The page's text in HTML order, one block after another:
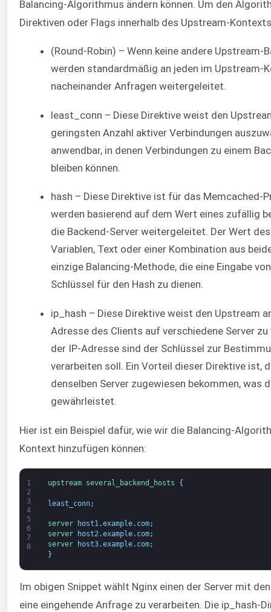
Balancing-Algorithmus ändern können. Um den
Direktiven oder Flags innerhalb des Upstream-
(Round-Robin) – Wenn keine andere Upstream-
werden standardmäßig an jeden im Upstream-
nacheinander Anfragen weitergeleitet.
least_conn – Diese Direktive weist den
geringsten Anzahl aktiver Verbindungen
anwendbar, in denen Verbindungen zu einem
bleiben können.
hash – Diese Direktive ist für das Memcached-
werden basierend auf dem Wert eines zufällig
die Backend-Server weitergeleitet. Der Wert
Variablen, Text oder einer Kombination aus
einzige Balancing-Methode, die eine Eingabe
Schlüssel für den Hash zu dienen.
ip_hash – Diese Direktive weist den Upstream
Adresse des Clients auf verschiedene Server
der IP-Adresse sind der Schlüssel zur
verarbeiten soll. Ein Vorteil dieser Direktive ist,
denselben Server zugewiesen bekommen, was
gewährleistet.
Hier ist ein Beispiel dafür, wie wir die Balancing-
Kontext hinzufügen können:
1
2
3
4
5
6
7
8
upstream several_backend_hosts {
least_conn;
server host1.example. com;
server
host2.example. com;
server
host3.example. com;
}
Im obigen Snippet wählt Nginx einen der Server mit
eine eingehende Anfrage zu verarbeiten. Die ip_hash-